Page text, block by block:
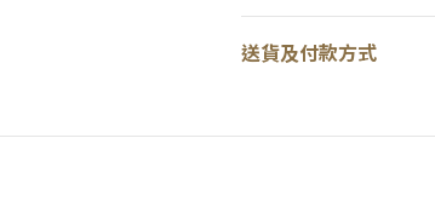
送貨及付款方式